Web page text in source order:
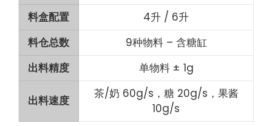
料盒配置
4升 / 6升
料仓总数
9种物料 – 含糖缸
出料精度
单物料 ± 1g
出料速度
茶/奶 60g/s，糖 20g/s，果酱
10g/s